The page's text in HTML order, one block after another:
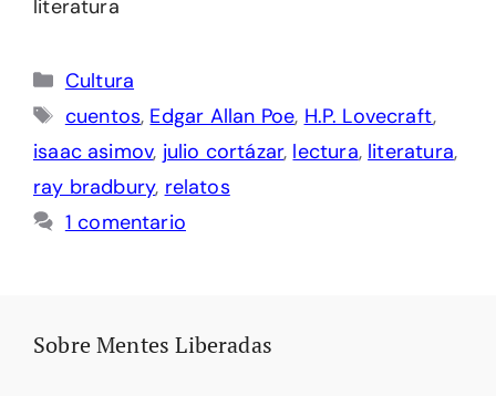
literatura
Categorías
Cultura
Etiquetas
cuentos, Edgar Allan Poe, H.P. Lovecraft,
isaac asimov, julio cortázar, lectura, literatura,
ray bradbury, relatos
1 comentario
Sobre Mentes Liberadas